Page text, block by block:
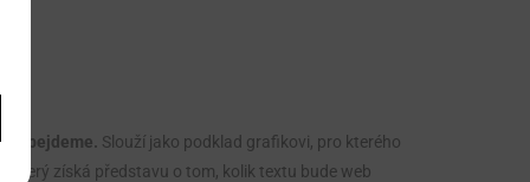
Slouží jako podklad grafikovi, pro kterého
který získá představu o tom, kolik textu bude web